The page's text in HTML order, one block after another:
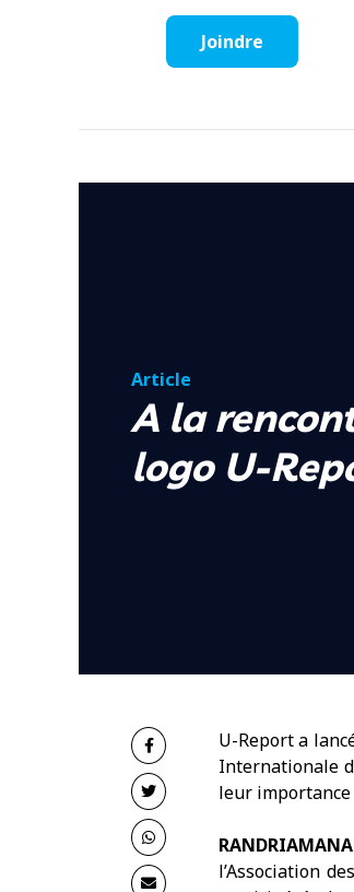
Joindre
Article
A la
logo U-
U-Report a
Internationale
leur importance
l’Association